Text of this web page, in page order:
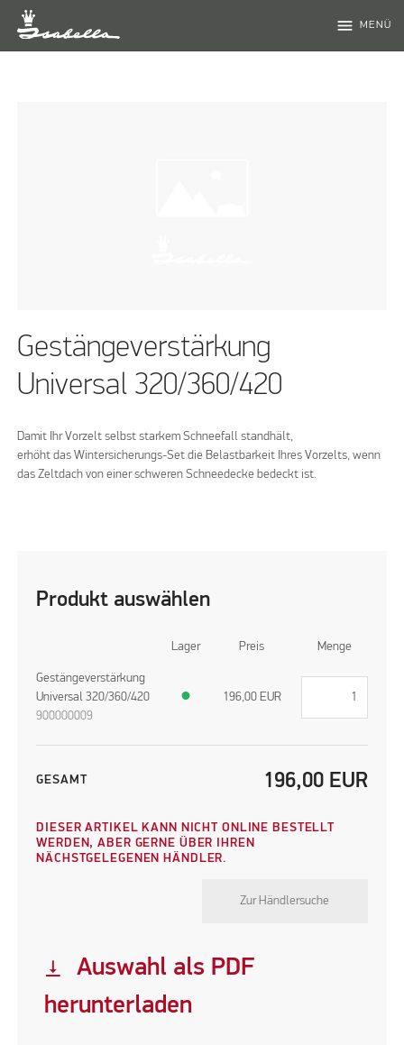
menu MENÜ
Gestängeverstärkung
Universal 320/360/420
Damit Ihr Vorzelt selbst starkem Schneefall standhält,
erhöht das Wintersicherungs-Set die Belastbarkeit Ihres Vorzelts, wenn
das Zeltdach von einer schweren Schneedecke bedeckt ist.
Produkt auswählen
Lager Preis Menge
Gestängeverstärkung
Universal 320/360/420
900000009
● 196,00 EUR
GESAMT 196,00 EUR
DIESER ARTIKEL KANN NICHT ONLINE BESTELLT
WERDEN, ABER GERNE ÜBER IHREN
NÄCHSTGELEGENEN HÄNDLER.
Zur Händlersuche
vertical_align_bottom
Auswahl als PDF
herunterladen